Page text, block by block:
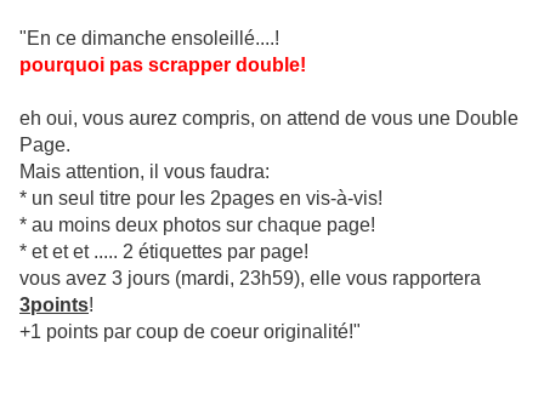
"En ce dimanche ensoleillé....!
pourquoi pas scrapper double!
eh oui, vous aurez compris, on attend de vous une Double
Page.
Mais attention, il vous faudra:
* un seul titre pour les 2pages en vis-à-vis!
* au moins deux photos sur chaque page!
* et et et ..... 2 étiquettes par page!
vous avez 3 jours (mardi, 23h59), elle vous rapportera
3points!
+1 points par coup de coeur originalité!"